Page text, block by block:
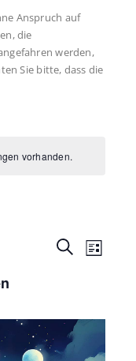
Anspruch auf
die
werden,
Sie bitte, dass die
vorhanden.
und
SucheListe